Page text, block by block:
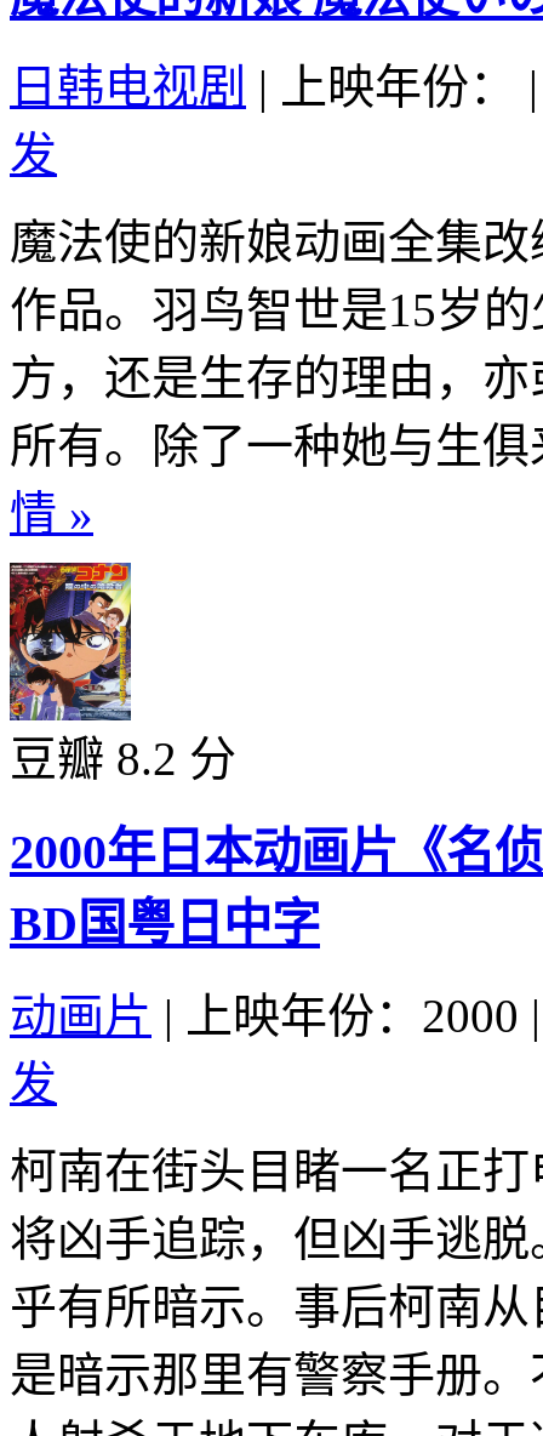
日韩电视剧 | 上映年份：
|
发
魔法使的新娘动画全集
作品。羽鸟智世是15岁
方，还是生存的理由，
所有。除了一种她与生
情 »
豆瓣 8.2 分
2000年日本动画片《名
BD国粤日中字
动画片 | 上映年份：2000 |
发
柯南在街头目睹一名正
将凶手追踪，但凶手逃
乎有所暗示。事后柯南
是暗示那里有警察手册